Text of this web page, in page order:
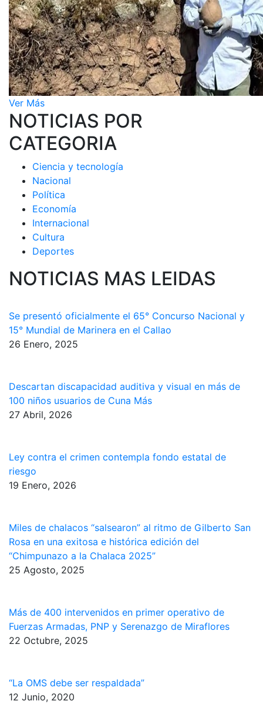
Ver Más
NOTICIAS POR
CATEGORIA
Ciencia y tecnología
Nacional
Política
Economía
Internacional
Cultura
Deportes
NOTICIAS MAS LEIDAS
Se presentó oficialmente el 65° Concurso Nacional y
15° Mundial de Marinera en el Callao
26 Enero, 2025
Descartan discapacidad auditiva y visual en más de
100 niños usuarios de Cuna Más
27 Abril, 2026
Ley contra el crimen contempla fondo estatal de
riesgo
19 Enero, 2026
Miles de chalacos “salsearon” al ritmo de Gilberto San
Rosa en una exitosa e histórica edición del
“Chimpunazo a la Chalaca 2025”
25 Agosto, 2025
Más de 400 intervenidos en primer operativo de
Fuerzas Armadas, PNP y Serenazgo de Miraflores
22 Octubre, 2025
“La OMS debe ser respaldada”
12 Junio, 2020